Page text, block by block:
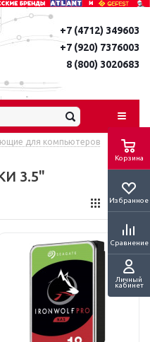
Корзина
Избранное
Сравнение
Личный
кабинет
+7 (4712) 349603
+7 (920) 7376003
8 (800) 3020683
для компьютеров
3.5"